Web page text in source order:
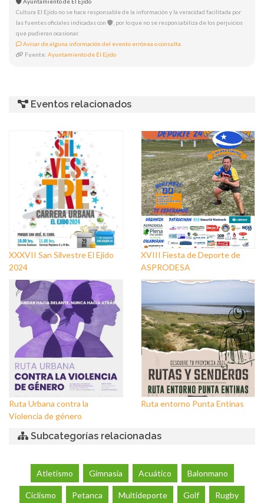
Cultura El Ejido no se hace responsable de la información y la veracidad facilitada por
las fuentes oficiales indicadas con
, por lo que no se responsabiliza de los perjuicios
que pudieran ocasionar.
Avisar de alguna información del evento errónea o consulta.
Fuente: Ayuntamiento de El Ejido
Eventos relacionados
XXXVII San Silvestre El Ejido
2024
XVIII Fiesta de Deporte de
ASPRODESA
Ruta Urbana contra la
Violencia de género
Ruta entorno Punta Entinas
Subcategorías relacionadas
Atletismo Gimnasia Acuático Balonmano
Ciclismo Petanca Multideporte Golf Rugby